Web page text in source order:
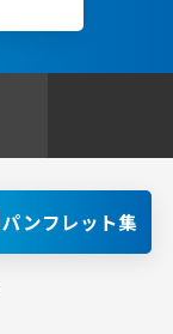
パンフレット集